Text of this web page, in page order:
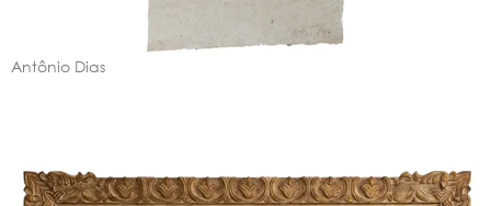
Antônio Dias